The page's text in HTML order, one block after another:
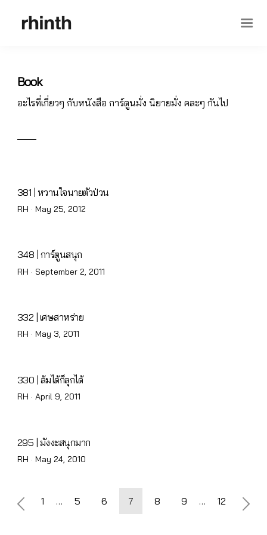
Book
อะไรที่เกี่ยวๆ กับหนังสือ การ์ตูนมั่ง นิยายมั่ง คละๆ กันไป
381 | หวานใจนายตัวป่วน
RH · Posted
May 25, 2012
348 | การ์ตูนสนุก
RH · Posted
September 2, 2011
332 | เศษสาหร่าย
RH · Posted
May 3, 2011
330 | ล้มได้ก็ลุกได้
RH · Posted
April 9, 2011
295 | มังงะสนุกมาก
RH · Posted
May 24, 2010
Posts
pagination
1 … 5 6 7 8 9 … 12